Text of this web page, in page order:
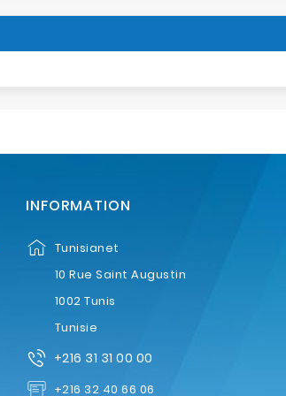
INFORMATION
Tunisianet
10 Rue Saint Augustin
1002 Tunis
Tunisie
+216 31 31 00 00
+216 32 40 66 06